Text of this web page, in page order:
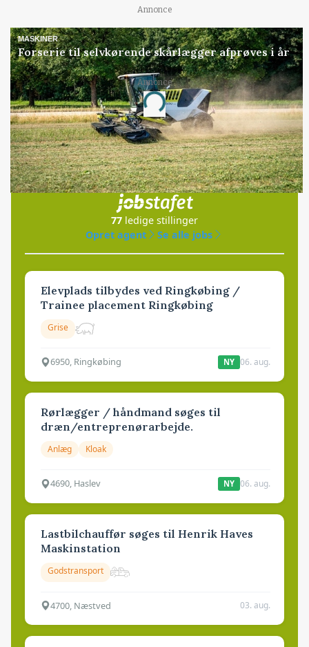
Annonce
MASKINER
Forserie til selvkørende skårlægger afprøves i år
Annonce
Loading...
Jobs
i samarbejde med
77 ledige stillinger
Opret agent
Se alle jobs
Elevplads tilbydes ved Ringkøbing /
Trainee placement Ringkøbing
Grise
6950, Ringkøbing NY 06. aug.
Rørlægger / håndmand søges til
dræn/entreprenørarbejde.
Anlæg Kloak
4690, Haslev NY 06. aug.
Lastbilchauffør søges til Henrik Haves
Maskinstation
Godstransport
4700, Næstved 03. aug.